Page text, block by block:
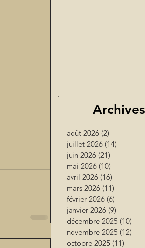
Archives
août 2026 (2)
juillet 2026 (14)
juin 2026 (21)
mai 2026 (10)
avril 2026 (16)
mars 2026 (11)
février 2026 (6)
janvier 2026 (9)
décembre 2025 (10)
novembre 2025 (12)
octobre 2025 (11)